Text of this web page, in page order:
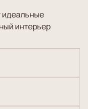
идеальные
интерьер